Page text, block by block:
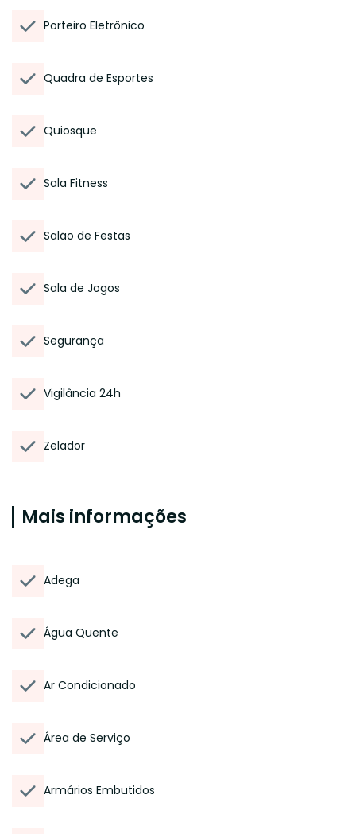
Porteiro Eletrônico
Quadra de Esportes
Quiosque
Sala Fitness
Salão de Festas
Sala de Jogos
Segurança
Vigilância 24h
Zelador
Mais informações
Adega
Água Quente
Ar Condicionado
Área de Serviço
Armários Embutidos